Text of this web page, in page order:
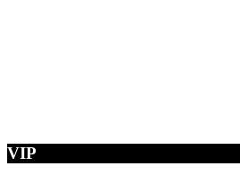
VIP